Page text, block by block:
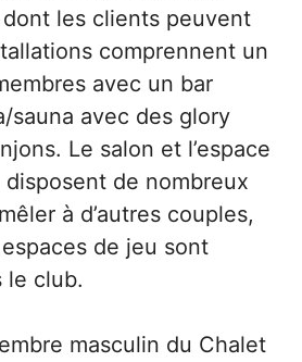
les clients peuvent
comprennent un
avec un bar
sauna avec des glory
Le salon et l’espace
de nombreux
à d’autres couples,
de jeu sont
le club.
masculin du Chalet